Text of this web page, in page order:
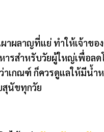
าผลาญที่แย่ ทำให้เจ้าข
รสำหรับวัยผู้ใหญ่เพื่อลด
เกณฑ์​ ก็ควรดูแลให้มีน้
สุนัขทุกวัย